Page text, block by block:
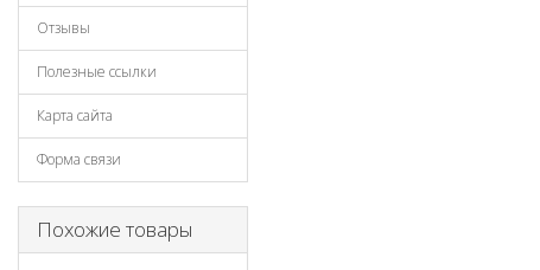
Отзывы
Полезные ссылки
Карта сайта
Форма связи
Похожие товары